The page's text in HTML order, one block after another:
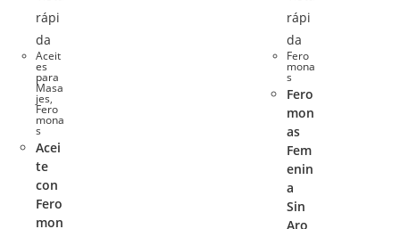
rápi
da
Aceit
es
para
Masa
jes,
Fero
mona
s
Acei
te
con
Fero
mon
rápi
da
Fero
mona
s
Fero
mon
as
Fem
enin
a
Sin
Aro